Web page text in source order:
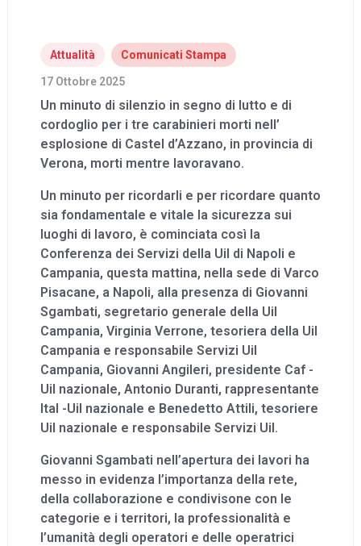
Attualità Comunicati Stampa
17 Ottobre 2025
Un minuto di silenzio in segno di lutto e di
cordoglio per i tre carabinieri morti nell’
esplosione di Castel d’Azzano, in provincia di
Verona, morti mentre lavoravano.
Un minuto per ricordarli e per ricordare quanto
sia fondamentale e vitale la sicurezza sui
luoghi di lavoro, è cominciata così la
Conferenza dei Servizi della Uil di Napoli e
Campania, questa mattina, nella sede di Varco
Pisacane, a Napoli, alla presenza di Giovanni
Sgambati, segretario generale della Uil
Campania, Virginia Verrone, tesoriera della Uil
Campania e responsabile Servizi Uil
Campania, Giovanni Angileri, presidente Caf -
Uil nazionale, Antonio Duranti, rappresentante
Ital -Uil nazionale e Benedetto Attili, tesoriere
Uil nazionale e responsabile Servizi Uil.
Giovanni Sgambati nell’apertura dei lavori ha
messo in evidenza l’importanza della rete,
della collaborazione e condivisone con le
categorie e i territori, la professionalità e
l’umanità degli operatori e delle operatrici